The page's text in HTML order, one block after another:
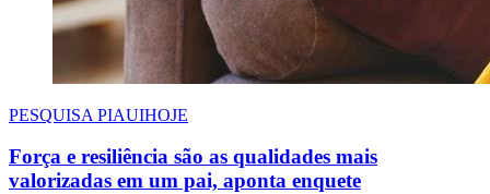
PESQUISA PIAUIHOJE
Força e resiliência são as qualidades mais
valorizadas em um pai, aponta enquete